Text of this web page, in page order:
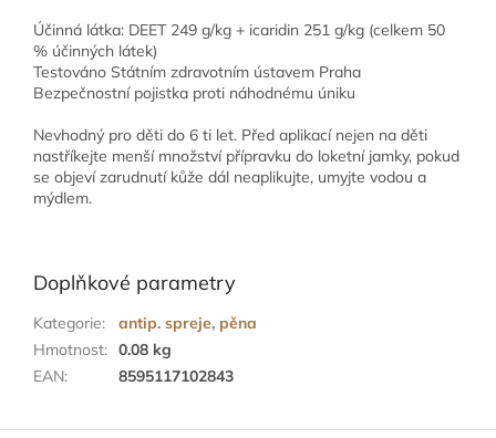
Účinná látka: DEET 249 g/kg + icaridin 251 g/kg (celkem 50
% účinných látek)
Testováno Státním zdravotním ústavem Praha
Bezpečnostní pojistka proti náhodnému úniku
Nevhodný pro děti do 6 ti let. Před aplikací nejen na děti
nastříkejte menší množství přípravku do loketní jamky, pokud
se objeví zarudnutí kůže dál neaplikujte, umyjte vodou a
mýdlem.
Doplňkové parametry
Kategorie:
antip. spreje, pěna
Hmotnost: 0.08 kg
EAN: 8595117102843